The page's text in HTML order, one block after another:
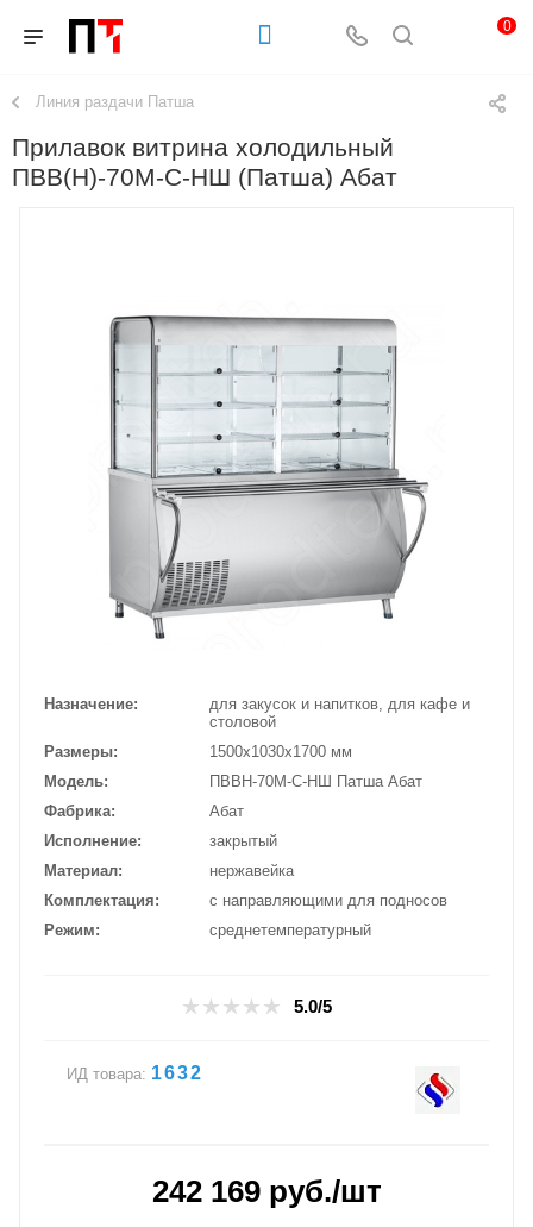
0
Линия раздачи Патша
Прилавок витрина холодильный
ПВВ(Н)-70М-С-НШ (Патша) Абат
Назначение
для закусок и напитков, для кафе и
столовой
Размеры
1500х1030х1700 мм
Модель
ПВВН-70М-С-НШ Патша Абат
Фабрика
Абат
Исполнение
закрытый
Материал
нержавейка
Комплектация
с направляющими для подносов
Режим
среднетемпературный
5.0/5
ИД товара: 1632
242 169руб./шт